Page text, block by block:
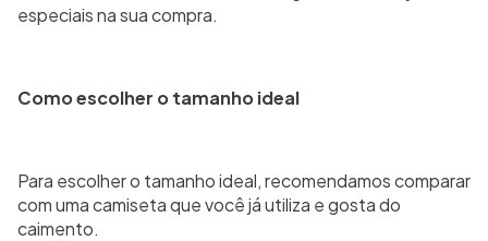
especiais na sua compra.
Como escolher o tamanho ideal
Para escolher o tamanho ideal, recomendamos comparar
com uma camiseta que você já utiliza e gosta do
caimento.